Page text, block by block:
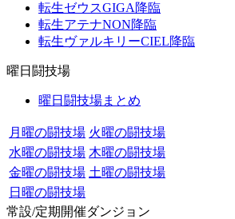
転生ゼウスGIGA降臨
転生アテナNON降臨
転生ヴァルキリーCIEL降臨
曜日闘技場
曜日闘技場まとめ
月曜の闘技場 火曜の闘技場
水曜の闘技場 木曜の闘技場
金曜の闘技場 土曜の闘技場
日曜の闘技場
常設/定期開催ダンジョン